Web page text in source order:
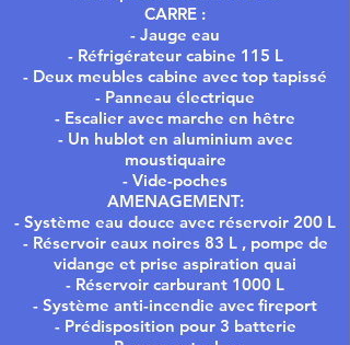
CARRE :
- Jauge eau
- Réfrigérateur cabine 115 L
- Deux meubles cabine avec top tapissé
- Panneau électrique
- Escalier avec marche en hêtre
- Un hublot en aluminium avec
moustiquaire
- Vide-poches
AMENAGEMENT:
- Système eau douce avec réservoir 200 L
- Réservoir eaux noires 83 L , pompe de
vidange et prise aspiration quai
- Réservoir carburant 1000 L
- Système anti-incendie avec fireport
- Prédisposition pour 3 batterie